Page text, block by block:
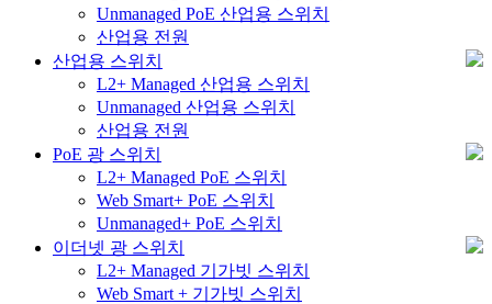
Unmanaged PoE 산업용 스위치
산업용 전원
산업용 스위치
L2+ Managed 산업용 스위치
Unmanaged 산업용 스위치
산업용 전원
PoE 광 스위치
L2+ Managed PoE 스위치
Web Smart+ PoE 스위치
Unmanaged+ PoE 스위치
이더넷 광 스위치
L2+ Managed 기가빗 스위치
Web Smart + 기가빗 스위치